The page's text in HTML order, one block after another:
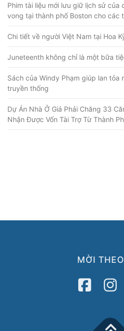
Phim tài liệu mới lưu giữ lịch sử của
vong tại thành phố Boston cho các
Chi tiết về người Việt Nam tại Hoa
Juneteenth không chỉ là một bữa
Sách của Windy Phạm giúp lan
truyền thống
Dự Án Nhà Ở Giá Phải Chăng 33
Nhận Được Vốn Tài Trợ Từ Thành
MỜI